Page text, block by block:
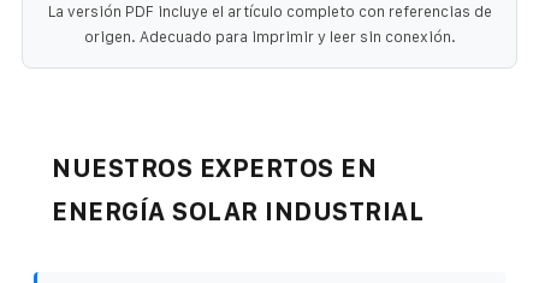
La versión PDF incluye el artículo completo con referencias de
origen. Adecuado para imprimir y leer sin conexión.
NUESTROS EXPERTOS EN
ENERGÍA SOLAR INDUSTRIAL